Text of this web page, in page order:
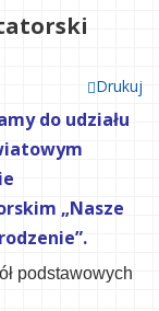
Drukuj
do udziału
„Nasze
podstawowych